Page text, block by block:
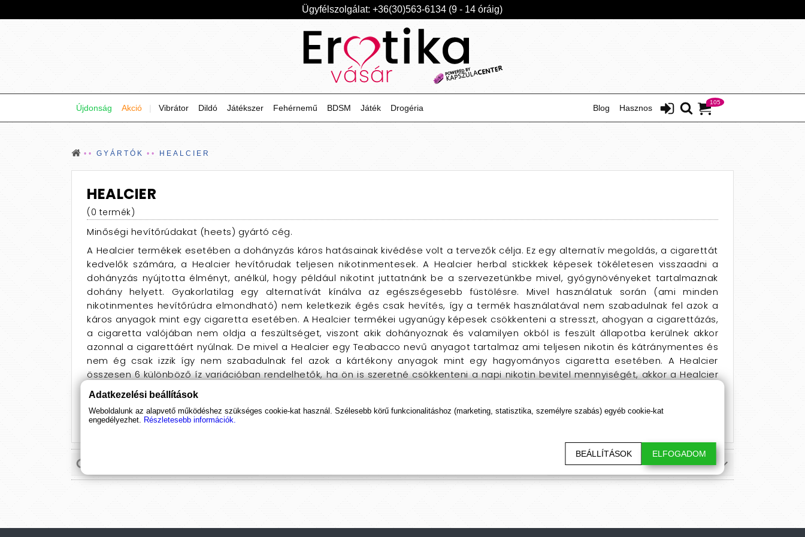
Ügyfélszolgálat: +36(30)563-6134 (9 - 14 óráig)
105
Hasznos
Újdonság Blog
Akció | Vibrátor Dildó Játékszer Fehérnemű BDSM Játék Drogéria
GYÁRTÓK HEALCIER
HEALCIER
(0 termék)
Minőségi hevítőrúdakat (heets) gyártó cég.
A Healcier termékek esetében a dohányzás káros hatásainak kivédése volt a tervezők célja. Ez egy alternatív megoldás, a cigarettát
kedvelők számára, a Healcier hevítőrudak teljesen nikotinmentesek. A Healcier herbal stickkek képesek tökéletesen visszaadni a
dohányzás nyújtotta élményt, anélkül, hogy például nikotint juttatnánk be a szervezetünkbe mivel, gyógynövényeket tartalmaznak
dohány helyett. Gyakorlatilag egy alternatívát kínálva az egészségesebb füstölésre. Mivel használatuk során (ami minden
nikotinmentes hevítőrúdra elmondható) nem keletkezik égés csak hevítés, így a termék használatával nem szabadulnak fel azok a
káros anyagok mint egy cigaretta esetében. A Healcier termékei ugyanúgy képesek csökkenteni a stresszt, ahogyan a cigarettázás,
a cigaretta valójában nem oldja a feszültséget, viszont akik dohányoznak és valamilyen okból is feszült állapotba kerülnek akkor
azonnal a cigarettáért nyúlnak. De mivel a Healcier egy Teabacco nevű anyagot tartalmaz ami teljesen nikotin és kátránymentes és
nem ég csak izzik így nem szabadulnak fel azok a kártékony anyagok mint egy hagyományos cigaretta esetében. A Healcier
összesen 6 különböző íz variációban rendelhetők, ha ön is szeretné csökkenteni a napi nikotin bevitel mennyiségét, akkor a Healcier
termékei tökéletes megoldás lehet az ön számára is. A Healcier heat no burn sticks segíthet a dohányzásról való
fokozatos leszokásra. Segítségünkre lehet abban, hogy a napi rutint ne kelljen megváltoztatnunk és továbbra is a “dohányzók”
szokásait követhessük.
Adatkezelési beállítások
Weboldalunk az alapvető működéshez szükséges cookie-kat használ. Szélesebb körű funkcionalitáshoz (marketing, statisztika, személyre szabás) egyéb cookie-kat
engedélyezhet. Részletesebb információk.
BEÁLLÍTÁSOK ELFOGADOM